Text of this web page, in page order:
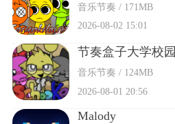
音乐节奏 / 171MB
2026-08-02 15:01
节奏盒子大学校园
音乐节奏 / 124MB
2026-08-01 20:56
Malody